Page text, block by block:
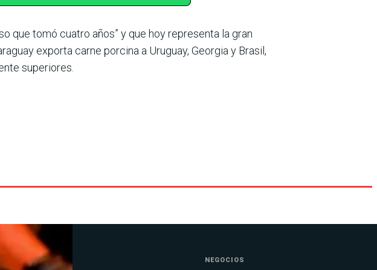
que tomó cuatro años” y que hoy representa la gran
exporta carne porcina a Uruguay, Georgia y Brasil,
superiores.
NEGOCIOS